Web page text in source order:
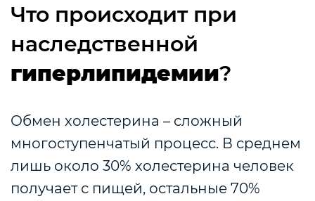
Что происходит при
наследственной
гиперлипидемии?
Обмен холестерина – сложный
многоступенчатый процесс. В среднем
лишь около 30% холестерина человек
получает с пищей, остальные 70%